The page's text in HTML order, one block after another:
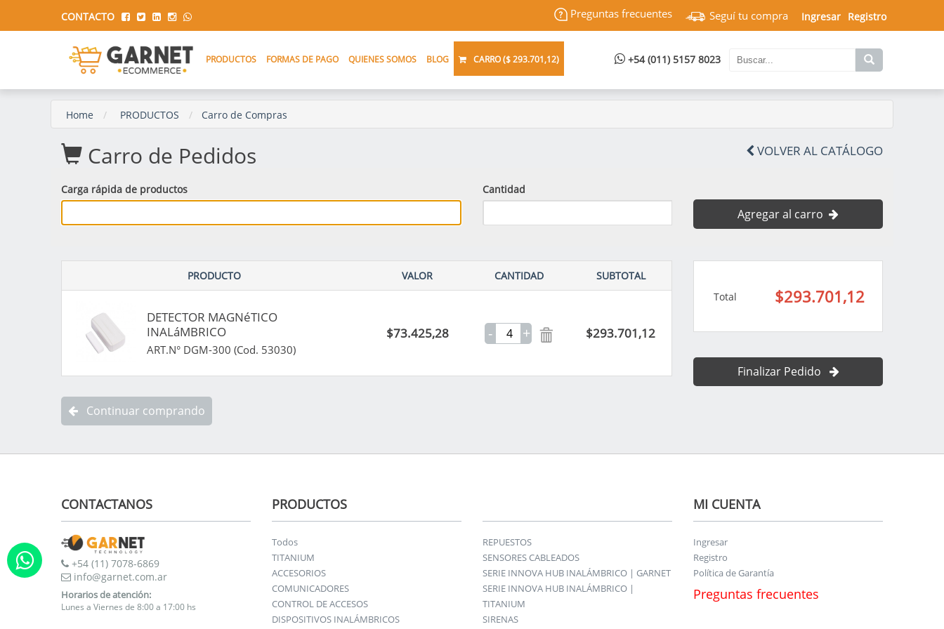
CONTACTO Ingresar Registro
Seguí tu compra
Preguntas frecuentes
+54 (011) 5157 8023
PRODUCTOS FORMAS DE PAGO QUIENES SOMOS BLOG CARRO ($ 293.701,12)
Home PRODUCTOS Carro de Compras
Carro de Pedidos VOLVER AL CATÁLOGO
Carga rápida de productos Cantidad
Agregar al carro
PRODUCTO VALOR CANTIDAD SUBTOTAL
DETECTOR MAGNéTICO
INALáMBRICO
ART.N° DGM-300 (Cod. 53030)
$73.425,28 - + $293.701,12
Total $293.701,12
Finalizar Pedido
Continuar comprando
CONTACTANOS
+54 (11) 7078-6869
info@garnet.com.ar
Horarios de atención:
Lunes a Viernes de 8:00 a 17:00 hs
PRODUCTOS
Todos
TITANIUM
ACCESORIOS
COMUNICADORES
CONTROL DE ACCESOS
DISPOSITIVOS INALÁMBRICOS
REPUESTOS
SENSORES CABLEADOS
SERIE INNOVA HUB INALÁMBRICO | GARNET
SERIE INNOVA HUB INALÁMBRICO |
TITANIUM
SIRENAS
MI CUENTA
Ingresar
Registro
Política de Garantía
Preguntas frecuentes